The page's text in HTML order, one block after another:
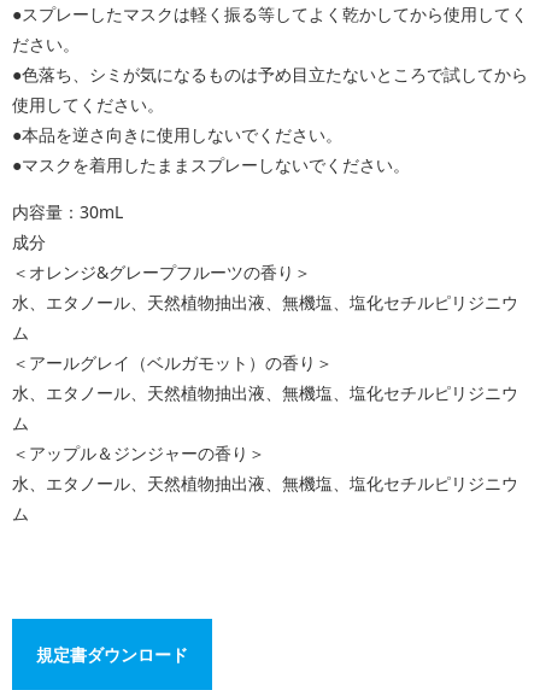
●スプレーしたマスクは軽く振る等してよく乾かしてから使用してく
ださい。
●色落ち、シミが気になるものは予め目立たないところで試してから
使用してください。
●本品を逆さ向きに使用しないでください。
●マスクを着用したままスプレーしないでください。
内容量：30mL
成分
＜オレンジ&グレープフルーツの香り＞
水、エタノール、天然植物抽出液、無機塩、塩化セチルピリジニウ
ム
＜アールグレイ（ベルガモット）の香り＞
水、エタノール、天然植物抽出液、無機塩、塩化セチルピリジニウ
ム
＜アップル＆ジンジャーの香り＞
水、エタノール、天然植物抽出液、無機塩、塩化セチルピリジニウ
ム
規定書ダウンロード